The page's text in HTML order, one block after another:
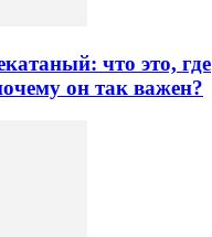
что это, где
он так важен?